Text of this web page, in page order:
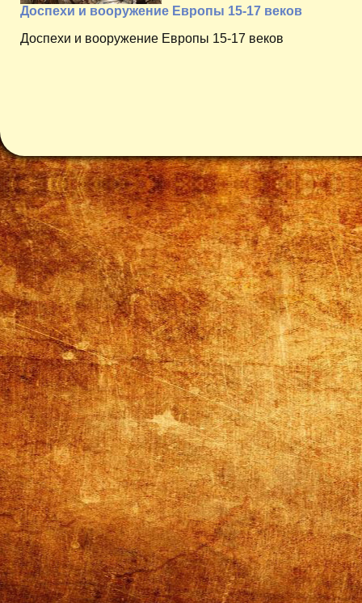
Доспехи и вооружение Европы 15-17 веков
Доспехи и вооружение Европы 15-17 веков